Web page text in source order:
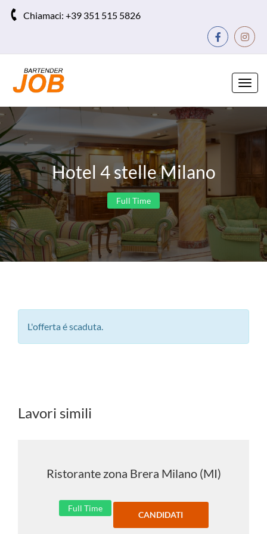
Chiamaci: +39 351 515 5826
Hotel 4 stelle Milano
Full Time
L'offerta é scaduta.
Lavori simili
Ristorante zona Brera Milano (MI)
Full Time
CANDIDATI